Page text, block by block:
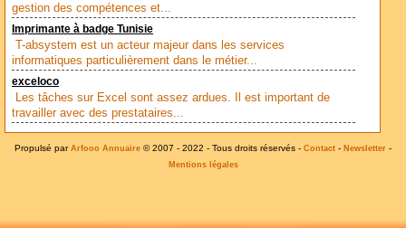
gestion des compétences et...
Imprimante à badge Tunisie
T-absystem est un acteur majeur dans les services
informatiques particulièrement dans le métier...
exceloco
Les tâches sur Excel sont assez ardues. Il est important de
travailler avec des prestataires...
Propulsé par Arfooo Annuaire © 2007 - 2022 - Tous droits réservés - Contact - Newsletter -
Mentions légales